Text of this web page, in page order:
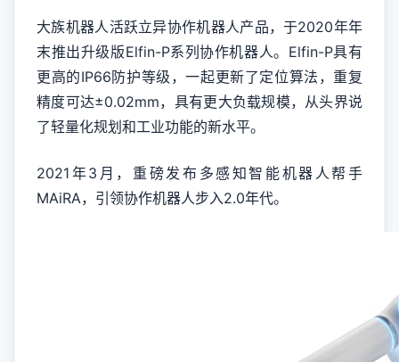
大族机器人活跃立异协作机器人产品，于2020年年
末推出升级版Elfin-P系列协作机器人。Elfin-P具有
更高的IP66防护等级，一起更新了定位算法，重复
精度可达±0.02mm，具有更大负载规模，从头界说
了轻量化规划和工业功能的新水平。
2021年3月，重磅发布多感知智能机器人帮手
MAiRA，引领协作机器人步入2.0年代。